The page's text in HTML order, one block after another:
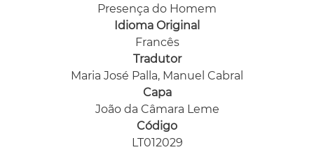
Presença do Homem
Idioma Original
Francês
Tradutor
Maria José Palla, Manuel Cabral
Capa
João da Câmara Leme
Código
LT012029